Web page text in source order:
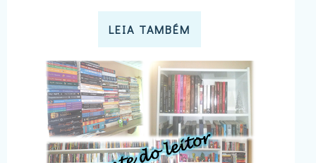
LEIA TAMBÉM